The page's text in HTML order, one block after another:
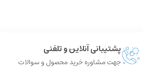
پشتیبانی آنلاین و تلفنی
جهت مشاوره خرید محصول و سوالات